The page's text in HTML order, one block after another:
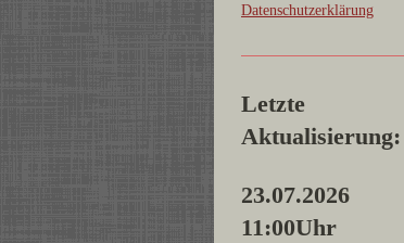
Datenschutzerklärung
Letzte
Aktualisierung:
23.07.2026
11:00Uhr